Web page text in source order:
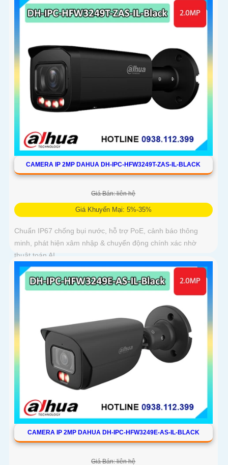
CAMERA IP 2MP DAHUA DH-IPC-HFW3249T-ZAS-IL-BLACK
Giá Bán: liên hệ
Giá Khuyến Mại: 5%-35%
Chuẩn IP67 chống bụi nước, hỗ trợ PoE, cảnh báo thông
minh, phát hiện xâm nhập & chuyển động chính xác nhờ
thuật toán AI
CAMERA IP 2MP DAHUA DH-IPC-HFW3249E-AS-IL-BLACK
Giá Bán: liên hệ